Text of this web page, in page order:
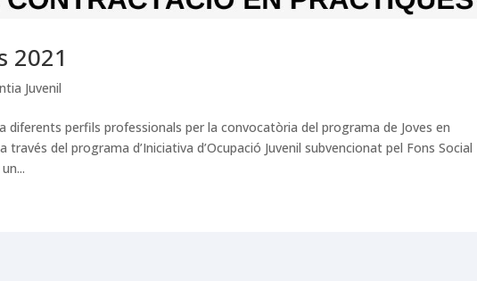
2021
Juvenil
diferents perfils professionals per la convocatòria del programa de Joves en
través del programa d’Iniciativa d’Ocupació Juvenil subvencionat pel Fons Social